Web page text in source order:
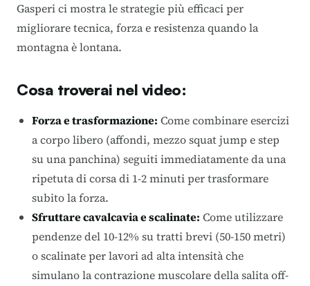
Gasperi ci mostra le strategie più efficaci per
migliorare tecnica, forza e resistenza quando la
montagna è lontana.
Cosa troverai nel video:
Forza e trasformazione: Come combinare esercizi
a corpo libero (affondi, mezzo squat jump e step
su una panchina) seguiti immediatamente da una
ripetuta di corsa di 1-2 minuti per trasformare
subito la forza.
Sfruttare cavalcavia e scalinate: Come utilizzare
pendenze del 10-12% su tratti brevi (50-150 metri)
o scalinate per lavori ad alta intensità che
simulano la contrazione muscolare della salita off-